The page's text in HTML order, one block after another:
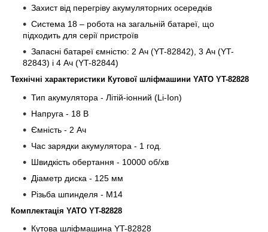
Захист від перегріву акумуляторних осередків
Система 18 – робота на загальній батареї, що
підходить для серії пристроїв
Запасні батареї ємністю: 2 Ач (YT-82842), 3 Ач (YT-
82843) і 4 Ач (YT-82844)
Технічні характеристики Кутової шліфмашини YATO YT-82828
Тип акумулятора - Літій-іонний (Li-Ion)
Напруга - 18 В
Ємність - 2 Ач
Час зарядки акумулятора - 1 год.
Швидкість обертання - 10000 об/хв
Діаметр диска - 125 мм
Різьба шпинделя - М14
Комплектація YATO YT-82828
Кутова шліфмашина YT-82828